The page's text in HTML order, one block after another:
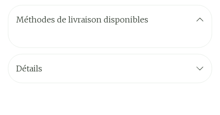
Méthodes de livraison disponibles
Détails